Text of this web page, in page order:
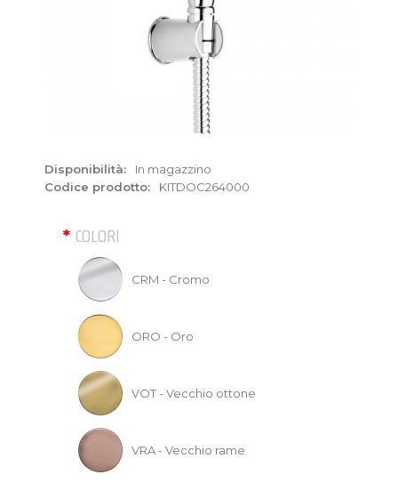
Disponibilità:
In magazzino
Codice prodotto:
KITDOC264000
COLORI
CRM - Cromo
ORO - Oro
VOT - Vecchio ottone
VRA - Vecchio rame